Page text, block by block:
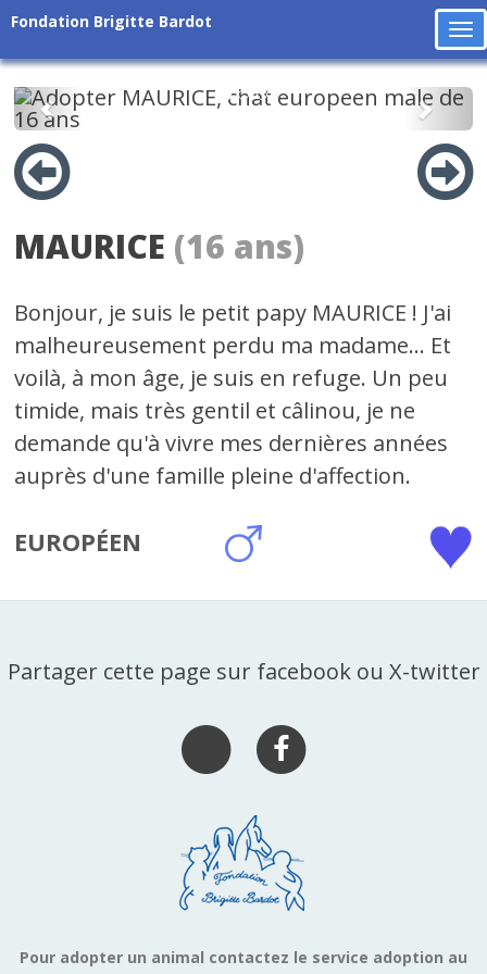
Fondation Brigitte Bardot
Précédent
MAURICE (16 ans)
Bonjour, je suis le petit papy MAURICE ! J'ai
malheureusement perdu ma madame... Et
voilà, à mon âge, je suis en refuge. Un peu
timide, mais très gentil et câlinou, je ne
demande qu'à vivre mes dernières années
auprès d'une famille pleine d'affection.
EUROPÉEN
Partager cette page sur facebook ou X-twitter
Pour adopter un animal contactez le service adoption au